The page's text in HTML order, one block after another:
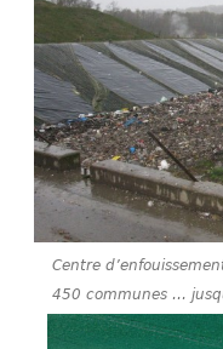
Centre
450 communes …